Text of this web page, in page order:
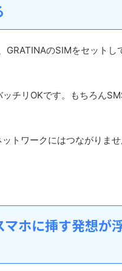
GRATINAのSIMをセットし
チリOKです。もちろん
トワークにはつながりま
ホに挿す発想が